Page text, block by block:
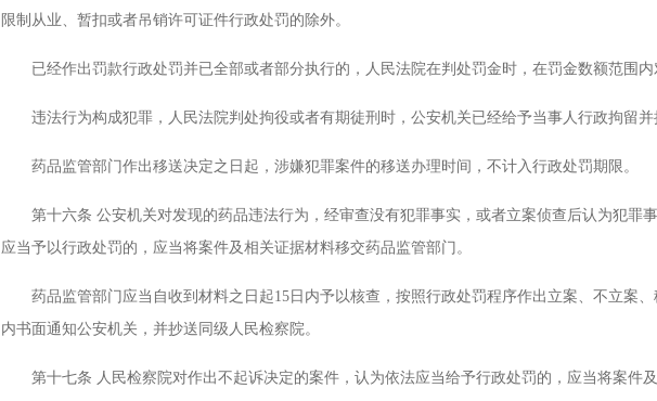
限制从业、暂扣或者吊销许可证件行政处罚的除外。
已经作出罚款行政处罚并已全部或者部分执行的，人民法院在判处罚金时，在罚金数额范围内
违法行为构成犯罪，人民法院判处拘役或者有期徒刑时，公安机关已经给予当事人行政拘留并
药品监管部门作出移送决定之日起，涉嫌犯罪案件的移送办理时间，不计入行政处罚期限。
第十六条 公安机关对发现的药品违法行为，经审查没有犯罪事实，或者立案侦查后认为犯罪
应当予以行政处罚的，应当将案件及相关证据材料移交药品监管部门。
药品监管部门应当自收到材料之日起15日内予以核查，按照行政处罚程序作出立案、不立案、
内书面通知公安机关，并抄送同级人民检察院。
第十七条 人民检察院对作出不起诉决定的案件，认为依法应当给予行政处罚的，应当将案件